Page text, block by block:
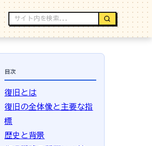
目次
復旧とは
復旧の全体像と主要な指
標
歴史と背景